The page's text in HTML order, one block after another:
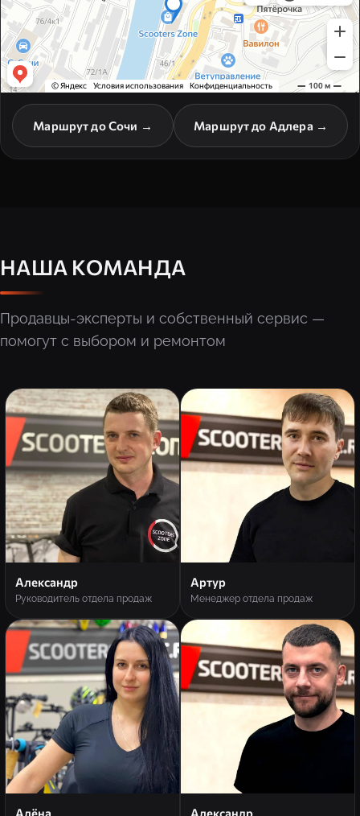
Маршрут до Сочи → Маршрут до Адлера →
НАША КОМАНДА
Продавцы-эксперты и собственный сервис —
помогут с выбором и ремонтом
Александр
Руководитель отдела продаж
Артур
Менеджер отдела продаж
Алёна Александр